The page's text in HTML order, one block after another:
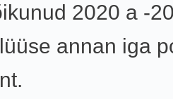
2020 a -
annan iga